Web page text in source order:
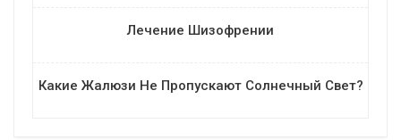
Лечение Шизофрении
Какие Жалюзи Не Пропускают Солнечный Свет?